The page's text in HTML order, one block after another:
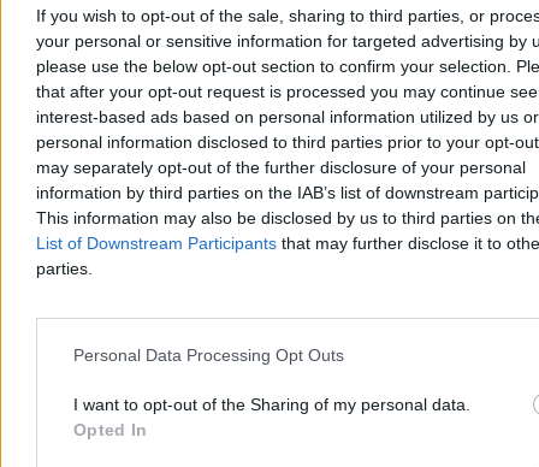
If you wish to opt-out of the sale, sharing to third parties, or
your personal or sensitive information for targeted advertising by
please use the below opt-out section to confirm your selection.
that after your opt-out request is processed you may continue
interest-based ads based on personal information utilized by us or
personal information disclosed to third parties prior to your opt-
may separately opt-out of the further disclosure of your personal
information by third parties on the IAB’s list of downstream
This information may also be disclosed by us to third parties on
List of Downstream Participants that may further disclose it to
parties.
Personal Data Processing Opt Outs
I want to opt-out of the Sharing of my personal data.
Opted In
Trump: Stany Zjednoczone zaangażowane w
rozmowy o pokoju w Ukrainie
Prezydent USA Donald Trump powiedział w czwartek, że
Amerykanie są zaangażowani w rozmowy o zakończeniu wojny w
Ukrainie i poinformował, że doszło w nich do postępu. Nie ujawnił
się zakończy.
Krzysztof Jabłonowski
Dzisiaj 06:56